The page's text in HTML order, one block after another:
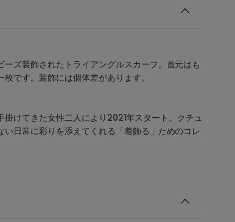
ズ装飾されたトライアングルスカーフ。首元はも
です。装飾には個体差があります。
掛けてきた女性二人により2021年スタート。クチュ
日常に彩りを添えてくれる「着飾る」ためのコレ